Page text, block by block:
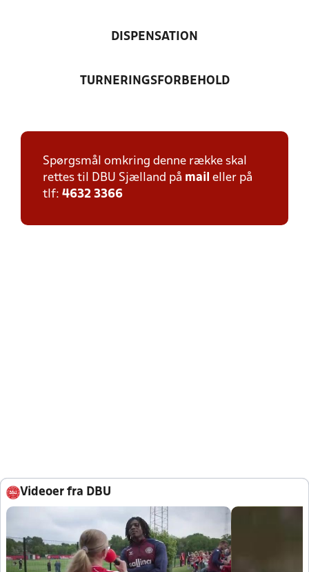
DISPENSATION
TURNERINGSFORBEHOLD
Spørgsmål omkring denne række skal
rettes til DBU Sjælland på mail eller på
tlf: 4632 3366
Videoer fra DBU